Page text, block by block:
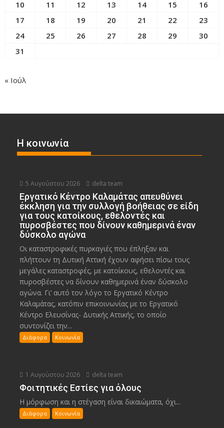
10 11 12 13 14 15
16
17
18 19 20 21 22
23
24
25 26 27 28 29
30
31
« Ιούλ
Η κοινωνία
5 Αυγούστου 2026 delta team
Εργατικό Κέντρο Καλαμάτας απευθύνει
έκκληση για την συλλογή βοήθειας σε είδη
για τους κατοίκους, εθελοντές και
πυροσβέστες που δίνουν καθημερινά έναν
δύσκολο αγώνα
Οι καταστροφικές πυρκαγιές που έπληξαν και
πλήττουν τη Δυτική Αττική έχουν αφήσει πίσω τους
μεγάλες καταστροφές, με κατοίκους, εθελοντές και
πυροσβέστες να δίνουν καθημερινά έναν δύσκολο
αγώνα. Γι’ αυτό τον λόγο το Εργατικό Κέντρο
Καλαμάτας, κατόπιν επικοινωνίας με το Εργατικό
Κέντρο Ελευσίνας- Δυτικής Αττικής, το οποίο
συντονίζει την...
Διάφορα Κοινωνία
1 Αυγούστου 2026 delta team
Φοιτητικές Εστίες για όλους
Η μόρφωση και η στέγαση είναι δικαιώματα, όχι...
Διάφορα Κοινωνία